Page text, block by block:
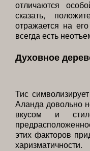
отличаются
сказать,
отражается на
всегда есть
Духовное
Тис
Аланда довольно
вкусом и
этих факторов
харизматичности.